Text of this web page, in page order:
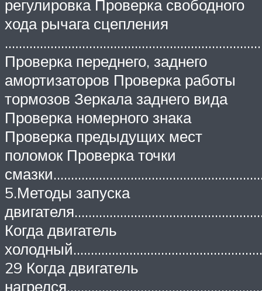
регулировка Проверка свободного
хода рычага сцепления
Проверка переднего, заднего
амортизаторов Проверка работы
тормозов Зеркала заднего вида
Проверка номерного знака
Проверка предыдущих мест
поломок Проверка точки
5.Методы запуска
Когда двигатель
29 Когда двигатель